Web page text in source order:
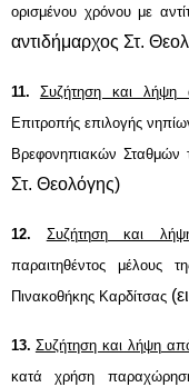
ορισμένου χρόνου με
αντιδήμαρχος Στ.
11. Συζήτηση και λήψη
Επιτροπής επιλογής
Βρεφονηπιακών Σταθμών
Στ. Θεολόγης)
12. Συζήτηση και
παραιτηθέντος μέλους
Πινακοθήκης Καρδίτσας
13. Συζήτηση και λήψη
κατά χρήση